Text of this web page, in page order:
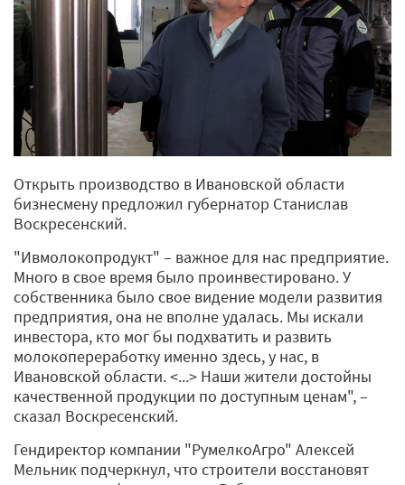
Открыть производство в Ивановской области
бизнесмену предложил губернатор Станислав
Воскресенский.
"Ивмолокопродукт" – важное для нас предприятие.
Много в свое время было проинвестировано. У
собственника было свое видение модели развития
предприятия, она не вполне удалась. Мы искали
инвестора, кто мог бы подхватить и развить
молокопереработку именно здесь, у нас, в
Ивановской области. <...> Наши жители достойны
качественной продукции по доступным ценам", –
сказал Воскресенский.
Гендиректор компании "РумелкоАгро" Алексей
Мельник подчеркнул, что строители восстановят